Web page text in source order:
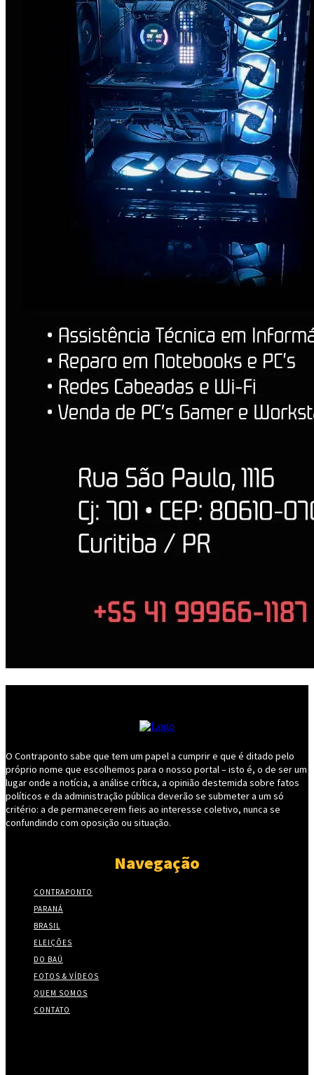
O Contraponto sabe que tem um papel a cumprir e que é ditado pelo
próprio nome que escolhemos para o nosso portal – isto é, o de ser um
lugar onde a notícia, a análise crítica, a opinião destemida sobre fatos
políticos e da administração pública deverão se submeter a um só
critério: a de permanecerem fieis ao interesse coletivo, nunca se
confundindo com oposição ou situação.
Navegação
CONTRAPONTO
PARANÁ
BRASIL
ELEIÇÕES
DO BAÚ
FOTOS & VÍDEOS
QUEM SOMOS
CONTATO